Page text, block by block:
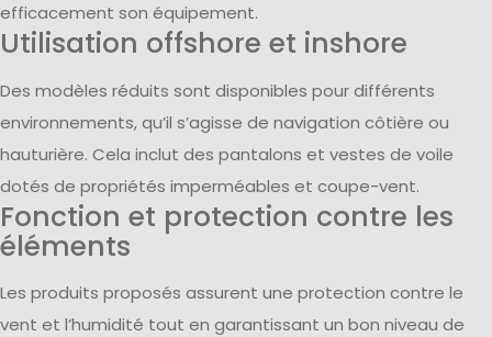
efficacement son équipement.
Utilisation offshore et inshore
Des modèles réduits sont disponibles pour différents
environnements, qu’il s’agisse de navigation côtière ou
hauturière. Cela inclut des pantalons et vestes de voile
dotés de propriétés imperméables et coupe-vent.
Fonction et protection contre les
éléments
Les produits proposés assurent une protection contre le
vent et l’humidité tout en garantissant un bon niveau de